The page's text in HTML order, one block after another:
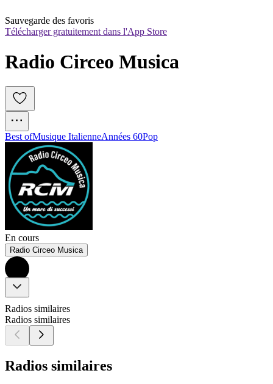
Sauvegarde des favoris
Télécharger gratuitement dans l'App Store
Radio Circeo Musica
Best ofMusique ItalienneAnnées 60Pop
En cours
Radio Circeo Musica
Radios similaires
Radios similaires
Radios similaires